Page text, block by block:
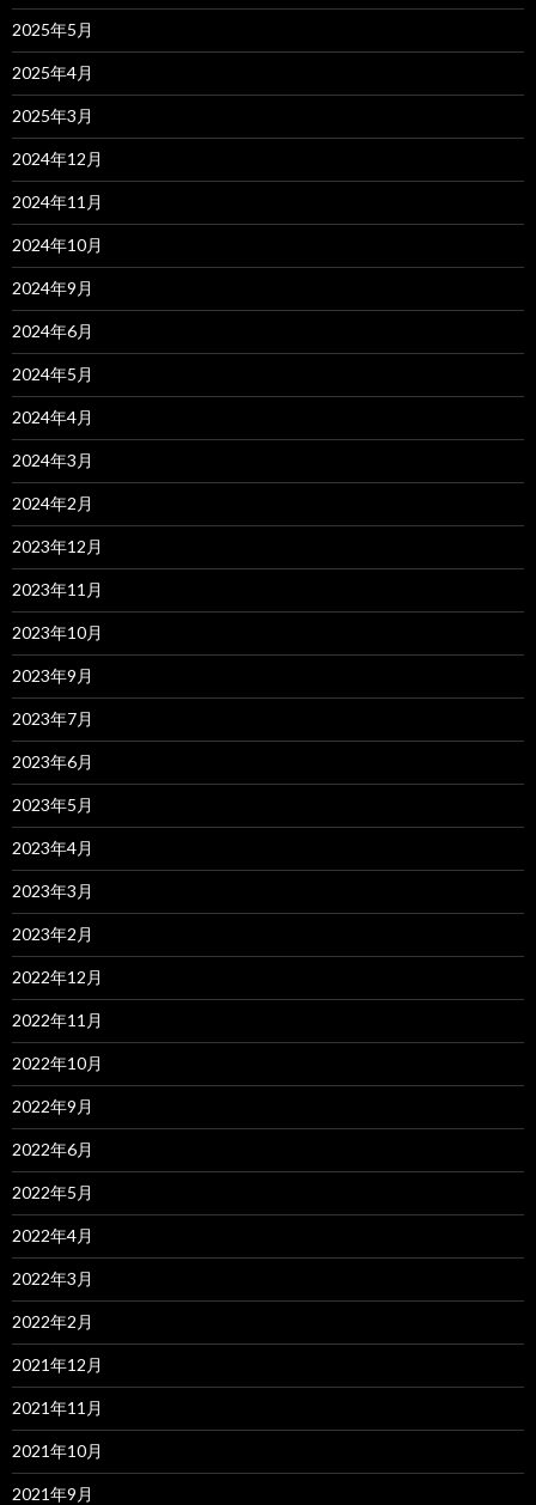
2025年5月
2025年4月
2025年3月
2024年12月
2024年11月
2024年10月
2024年9月
2024年6月
2024年5月
2024年4月
2024年3月
2024年2月
2023年12月
2023年11月
2023年10月
2023年9月
2023年7月
2023年6月
2023年5月
2023年4月
2023年3月
2023年2月
2022年12月
2022年11月
2022年10月
2022年9月
2022年6月
2022年5月
2022年4月
2022年3月
2022年2月
2021年12月
2021年11月
2021年10月
2021年9月